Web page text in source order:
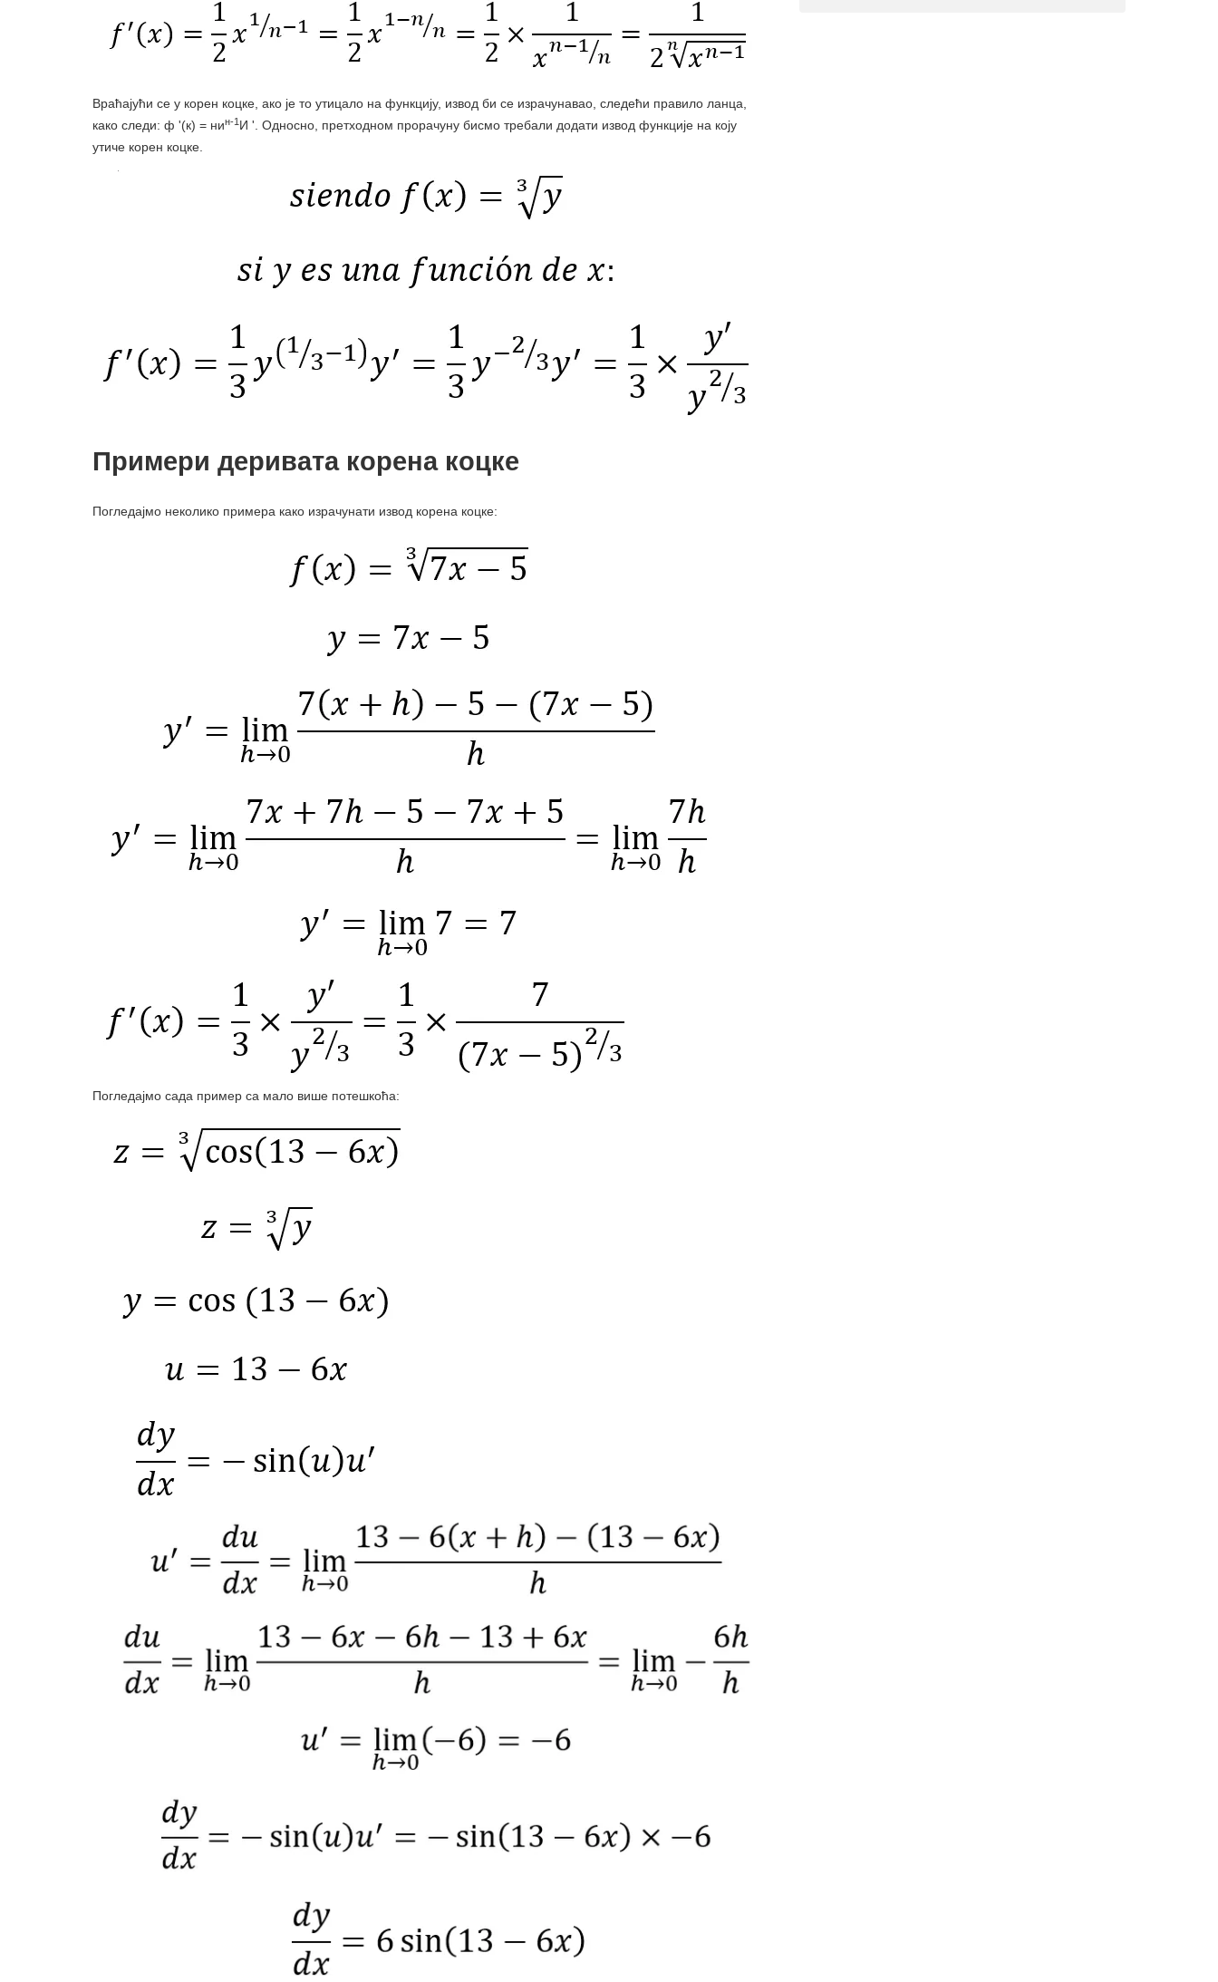
Враћајући се у корен коцке, ако је то утицало на функцију, извод би се израчунавао, следећи правило ланца,
како следи: ф '(к) = нин-1 И '. Односно, претходном прорачуну бисмо требали додати извод функције на коју
утиче корен коцке.
Примери деривата корена коцке
Погледајмо неколико примера како израчунати извод корена коцке:
Погледајмо сада пример са мало више потешкоћа: